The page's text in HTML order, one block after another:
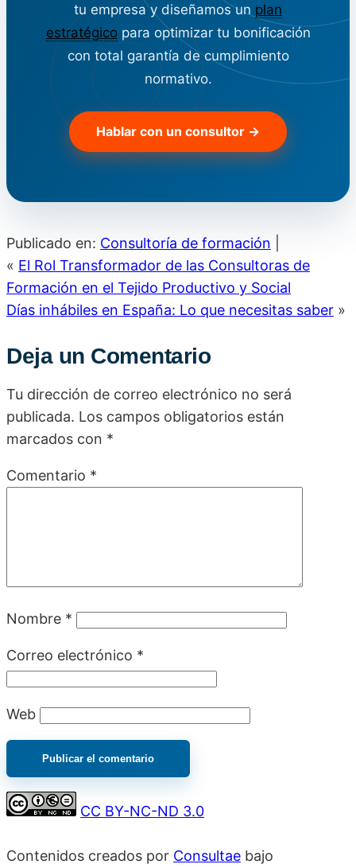
tu empresa y diseñamos un plan
estratégicopara optimizar tu bonificación
con total garantía de cumplimiento
normativo.
Hablar con un consultor →
Publicado en: Consultoría de formación
« El Rol Transformador de las Consultoras de
Formación en el Tejido Productivo y Social
Días inhábiles en España: Lo que necesitas saber »
Deja un Comentario
Tu dirección de correo electrónico no será
publicada. Los campos obligatorios están
marcados con *
Comentario *
Nombre *
Correo electrónico *
Web
CC BY-NC-ND 3.0
Contenidos creados por Consultae bajo